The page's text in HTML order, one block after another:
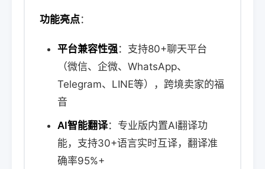
功能亮点：
平台兼容性强：支持80+聊天平台
（微信、企微、WhatsApp、
Telegram、LINE等），跨境卖家的福
音
AI智能翻译：专业版内置AI翻译功
能，支持30+语言实时互译，翻译准
确率95%+